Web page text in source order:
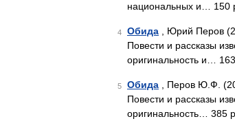
национальных и… 150
4 Обида , Юрий Перов
Повести и рассказы
оригинальность и…
5 Обида , Перов Ю.Ф.
Повести и рассказы
оригинальность… 385